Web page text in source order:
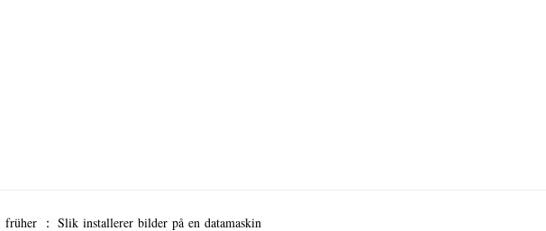
früher ： Slik installerer bilder på en datamaskin